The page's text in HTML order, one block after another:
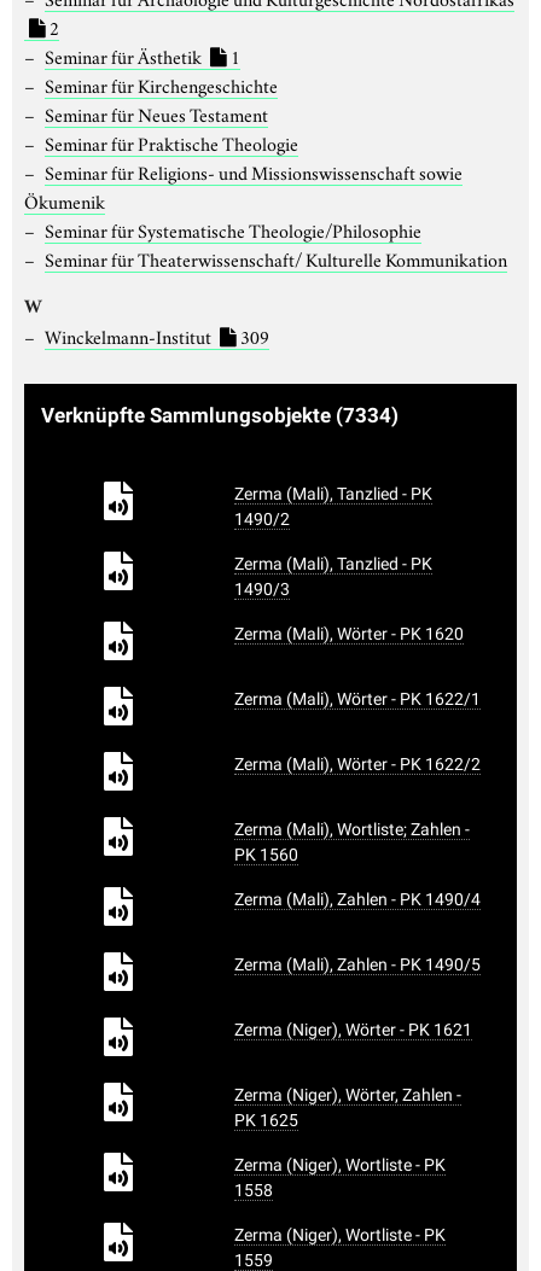
2
Seminar für Ästhetik
1
Seminar für Kirchengeschichte
Seminar für Neues Testament
Seminar für Praktische Theologie
Seminar für Religions- und Missionswissenschaft sowie
Ökumenik
Seminar für Systematische Theologie/Philosophie
Seminar für Theaterwissenschaft/ Kulturelle Kommunikation
W
Winckelmann-Institut 309
Verknüpfte Sammlungsobjekte (7334)
Zerma (Mali), Tanzlied - PK
1490/2
Zerma (Mali), Tanzlied - PK
1490/3
Zerma (Mali), Wörter - PK 1620
Zerma (Mali), Wörter - PK 1622/1
Zerma (Mali), Wörter - PK 1622/2
Zerma (Mali), Wortliste; Zahlen -
PK 1560
Zerma (Mali), Zahlen - PK 1490/4
Zerma (Mali), Zahlen - PK 1490/5
Zerma (Niger), Wörter - PK 1621
Zerma (Niger), Wörter, Zahlen -
PK 1625
Zerma (Niger), Wortliste - PK
1558
Zerma (Niger), Wortliste - PK
1559